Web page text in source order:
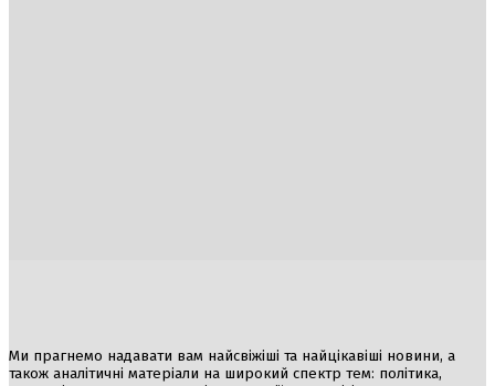
Ми прагнемо надавати вам найсвіжіші та найцікавіші новини, а
також аналітичні матеріали на широкий спектр тем: політика,